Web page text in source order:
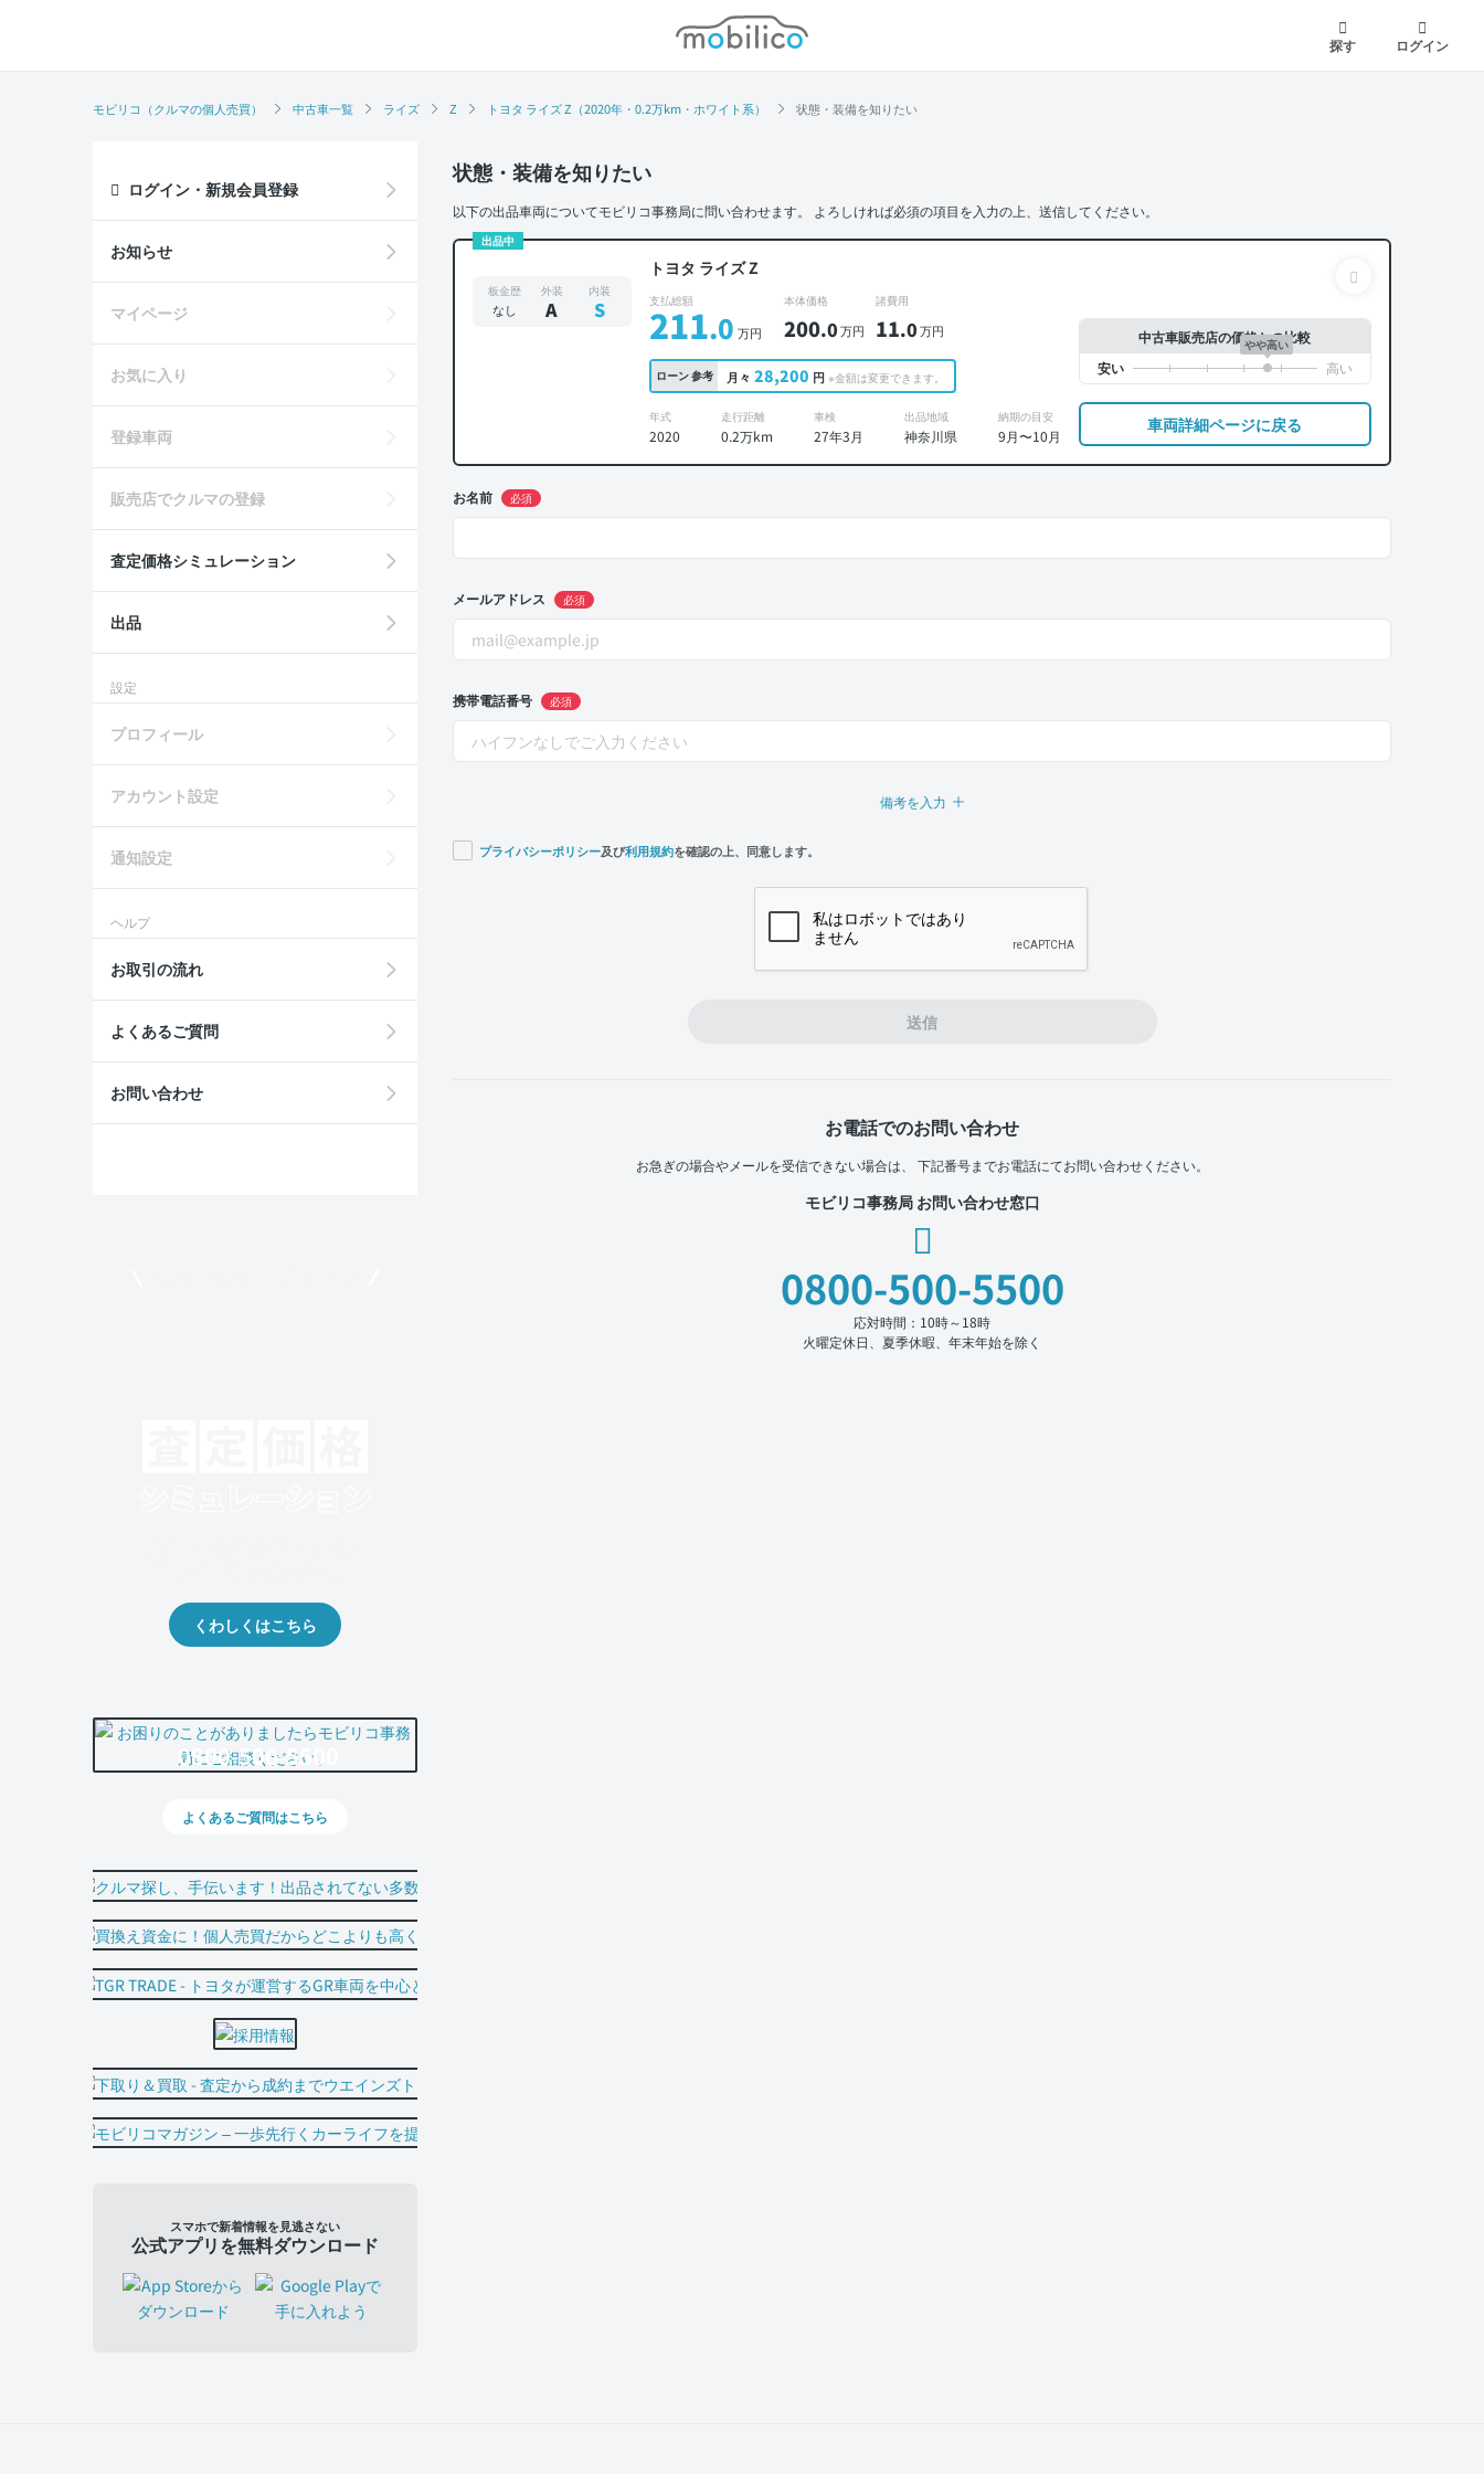
モビリコ
探す
ログイン
モビリコ（クルマの個人売買） 中古車一覧 ライズ Z トヨタ ライズ Z（2020年・0.2万km・ホワイト系） 状態・装備を知りたい
状態・装備を知りたい
以下の出品車両についてモビリコ事務局に問い合わせます。 よろしければ必須の項目を入力の上、送信してください。
出品中
トヨタ ライズ Z
板金歴
なし
外装
A
内装
S 支払総額
211.0 万円
本体価格
200.0万円
諸費用
11.0万円
ローン参考 月々 28,200 円 ※金額は変更できます。
年式
2020
走行距離
0.2万km
車検
27年3月
出品地域
神奈川県
納期の目安
9月〜10月
中古車販売店の価格との比較
やや高い
車両詳細ページに戻る
お名前 必須
メールアドレス 必須
携帯電話番号 必須
備考を入力
プライバシーポリシー及び利用規約を確認の上、同意します。
送信
お電話でのお問い合わせ
お急ぎの場合やメールを受信できない場合は、 下記番号までお電話にてお問い合わせください。
モビリコ事務局 お問い合わせ窓口
0800-500-5500
応対時間：10時～18時
火曜定休日、夏季休暇、年末年始を除く
ログイン・新規会員登録
お知らせ
マイページ
お気に入り
登録車両
販売店でクルマの登録
査定価格シミュレーション
出品
設定
プロフィール
アカウント設定
通知設定
ヘルプ
お取引の流れ
よくあるご質問
お問い合わせ
くわしくはこちら
0800-500-5500
よくあるご質問はこちら
スマホで新着情報を見逃さない
公式アプリを無料ダウンロード